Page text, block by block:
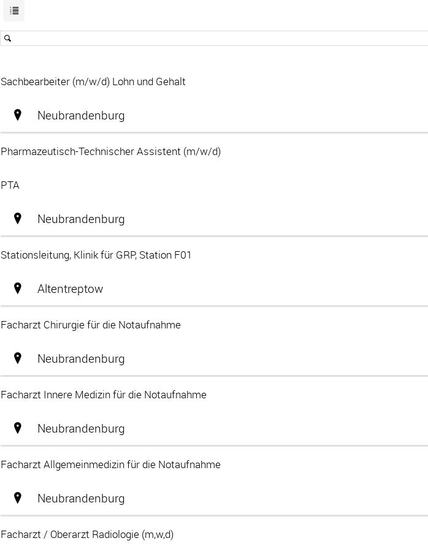
Sachbearbeiter (m/w/d) Lohn und Gehalt
Neubrandenburg
Pharmazeutisch-Technischer Assistent (m/w/d)
PTA
Neubrandenburg
Stationsleitung, Klinik für GRP, Station F01
Altentreptow
Facharzt Chirurgie für die Notaufnahme
Neubrandenburg
Facharzt Innere Medizin für die Notaufnahme
Neubrandenburg
Facharzt Allgemeinmedizin für die Notaufnahme
Neubrandenburg
Facharzt / Oberarzt Radiologie (m,w,d)